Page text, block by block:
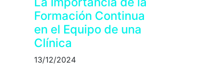
Formación Continua
en el Equipo de una
Clínica
13/12/2024